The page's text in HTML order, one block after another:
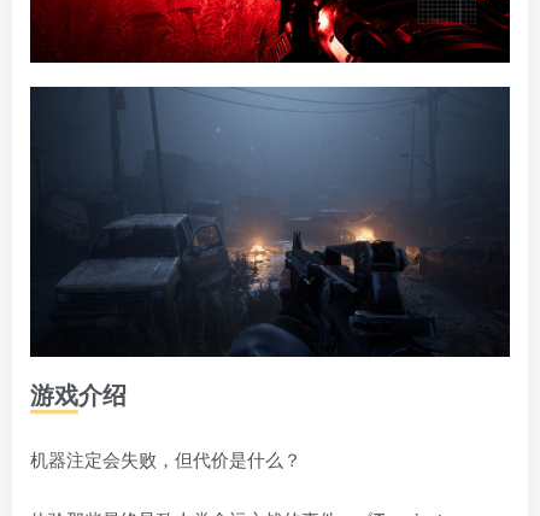
游戏介绍
机器注定会失败，但代价是什么？